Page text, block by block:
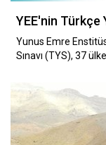
YEE'nin Türkçe
Yunus Emre
Sınavı (TYS), 37